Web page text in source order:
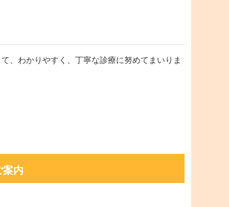
、わかりやすく、丁寧な診療に努めてまいりま
案内